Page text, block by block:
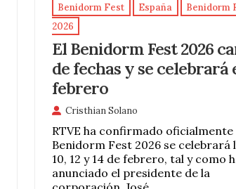
Benidorm Fest España
Benidorm
2026
El Benidorm Fest 2026
de fechas y se celebrará
febrero
Cristhian Solano
RTVE ha confirmado oficialmente
Benidorm Fest 2026 se celebrará
10, 12 y 14 de febrero, tal y como
anunciado el presidente de la